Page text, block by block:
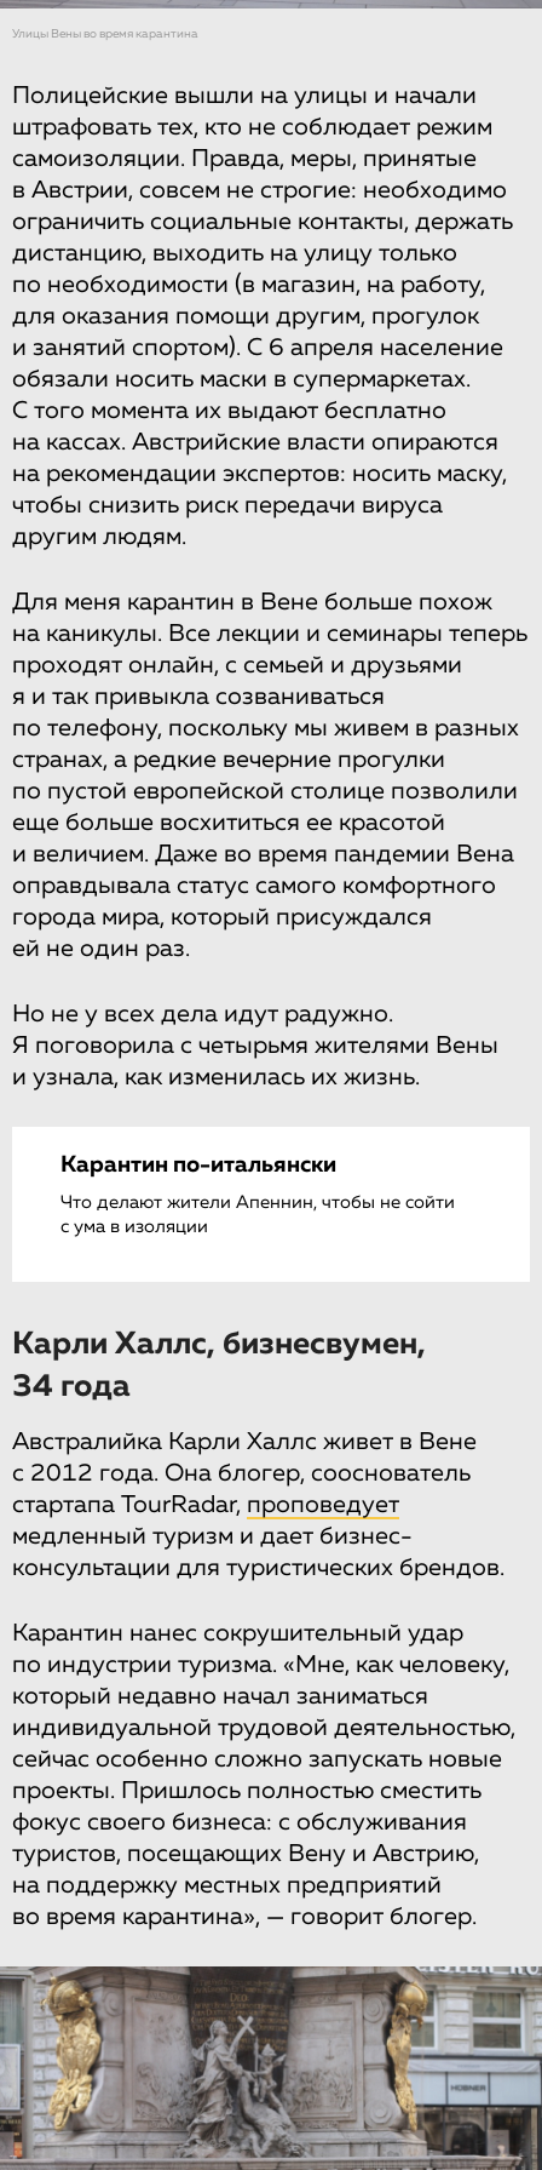
Улицы Вены во время карантина
Полицейские вышли на улицы и начали
штрафовать тех, кто не соблюдает режим
самоизоляции. Правда, меры, принятые
в Австрии, совсем не строгие: необходимо
ограничить социальные контакты, держать
дистанцию, выходить на улицу только
по необходимости (в магазин, на работу,
для оказания помощи другим, прогулок
и занятий спортом). С 6 апреля население
обязали носить маски в супермаркетах.
С того момента их выдают бесплатно
на кассах. Австрийские власти опираются
на рекомендации экспертов: носить маску,
чтобы снизить риск передачи вируса
другим людям.
Для меня карантин в Вене больше похож
на каникулы. Все лекции и семинары теперь
проходят онлайн, с семьей и друзьями
я и так привыкла созваниваться
по телефону, поскольку мы живем в разных
странах, а редкие вечерние прогулки
по пустой европейской столице позволили
еще больше восхититься ее красотой
и величием. Даже во время пандемии Вена
оправдывала статус самого комфортного
города мира, который присуждался
ей не один раз.
Но не у всех дела идут радужно.
Я поговорила с четырьмя жителями Вены
и узнала, как изменилась их жизнь.
Карантин по-итальянски
Что делают жители Апеннин, чтобы не сойти
с ума в изоляции
Карли Халлс, бизнесвумен,
34 года
Австралийка Карли Халлс живет в Вене
с 2012 года. Она блогер, сооснователь
стартапа TourRadar, проповедует
медленный туризм и дает бизнес-
консультации для туристических брендов.
Карантин нанес сокрушительный удар
по индустрии туризма. «Мне, как человеку,
который недавно начал заниматься
индивидуальной трудовой деятельностью,
сейчас особенно сложно запускать новые
проекты. Пришлось полностью сместить
фокус своего бизнеса: с обслуживания
туристов, посещающих Вену и Австрию,
на поддержку местных предприятий
во время карантина», — говорит блогер.